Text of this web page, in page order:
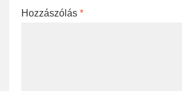
Hozzászólás *